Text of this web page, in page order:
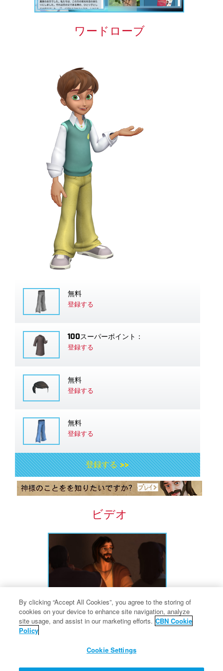
ワードローブ
無料
登録する
100スーパーポイント：
登録する
無料
登録する
無料
登録する
登録する >>
ビデオ
イエスの祈り
By clicking “Accept All Cookies”, you agree to the storing of
cookies on your device to enhance site navigation, analyze
site usage, and assist in our marketing efforts. CBN Cookie
Policy
Cookie Settings